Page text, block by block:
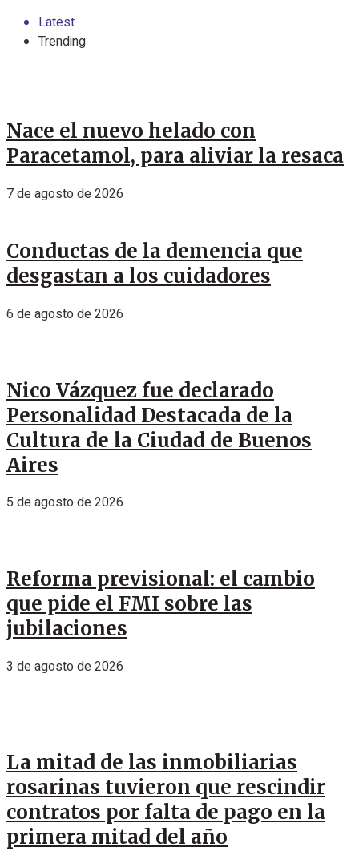
Latest
Trending
Nace el nuevo helado con
Paracetamol, para aliviar la resaca
7 de agosto de 2026
Conductas de la demencia que
desgastan a los cuidadores
6 de agosto de 2026
Nico Vázquez fue declarado
Personalidad Destacada de la
Cultura de la Ciudad de Buenos
Aires
5 de agosto de 2026
Reforma previsional: el cambio
que pide el FMI sobre las
jubilaciones
3 de agosto de 2026
La mitad de las inmobiliarias
rosarinas tuvieron que rescindir
contratos por falta de pago en la
primera mitad del año